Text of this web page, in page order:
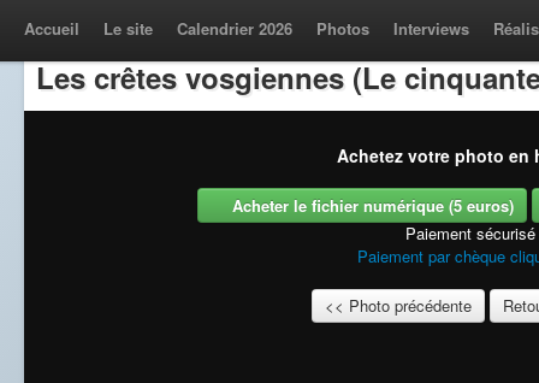
Accueil Le site Calendrier 2026 Photos Interviews
Les crêtes vosgiennes (Le
Achetez votre photo en
Acheter le fichier numérique (5 euros)
Paiement
Paiement par chèque
<< Photo précédente